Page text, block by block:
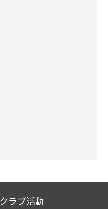
クラブ活動